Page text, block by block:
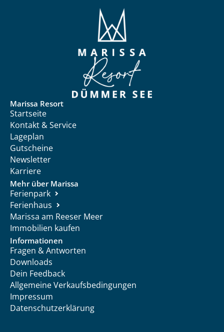
Marissa Resort
Startseite
Kontakt & Service
Lageplan
Gutscheine
Newsletter
Karriere
Mehr über Marissa
Ferienpark
Ferienhaus
Marissa am Reeser Meer
Immobilien kaufen
Informationen
Fragen & Antworten
Downloads
Dein Feedback
Allgemeine Verkaufsbedingungen
Impressum
Datenschutzerklärung